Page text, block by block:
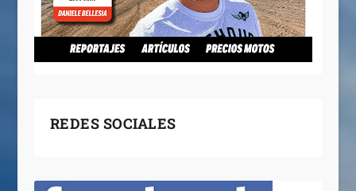
REDES SOCIALES